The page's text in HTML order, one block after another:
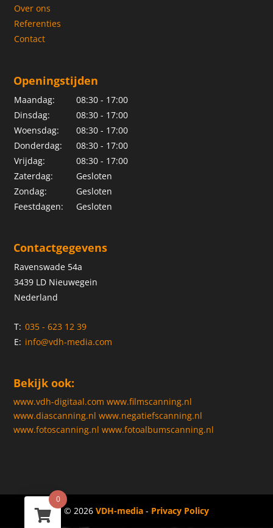
Over ons
Referenties
Contact
Openingstijden
Maandag:
08:30 - 17:00
Dinsdag:
08:30 - 17:00
Woensdag:
08:30 - 17:00
Donderdag:
08:30 - 17:00
Vrijdag:
08:30 - 17:00
Zaterdag:
Gesloten
Zondag:
Gesloten
Feestdagen:
Gesloten
Contactgegevens
Ravenswade 54a
3439 LD Nieuwegein
Nederland
T: 035 - 623 12 39
E: info@vdh-media.com
Bekijk ook:
www.vdh-digitaal.com www.filmscanning.nl
www.diascanning.nl www.negatiefscanning.nl
www.fotoscanning.nl www.fotoalbumscanning.nl
© 2026 VDH-media - Privacy Policy
0